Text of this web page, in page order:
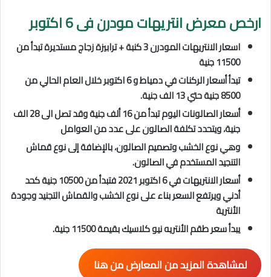
ارخص معرض انتريهات مودرن فى 6 اكتوبر
اسعار الانتريهات المودرن 3 كنبة + ترابيزة زجاج مستديرة تبدأ من
11500 جنية
تبدأ أسعار الركنات في دمياط و 6 اكتوبر
خلال العام الحالي من
8500 جنية حتي 13 الف جنية.
أسعار الصالونات اليوم تبدأ من 16 ألف جنية وقد تصل الى 28 الف
جنية، ويتحدد تكلفة الصالون على عدد من العوامل
وهي نوع الخشب وتصميم الصالون، بالإضافة إلى نوع قماش
التنجيد المستخدم في الصالون.
أسعار الانتريهات في 6 اكتوبر
2021 فتبدأ من 10500 جنية كحد
أدني ويرتفع السعر بناء على نوع الخشب والقماش التجنيد وجودة
الأنترية
يبدأ سعر طقم الأنتريه نيو كلاسيك بقيمة 11500 جنية.
لمشاهدة المزيد من المعارض من هنا